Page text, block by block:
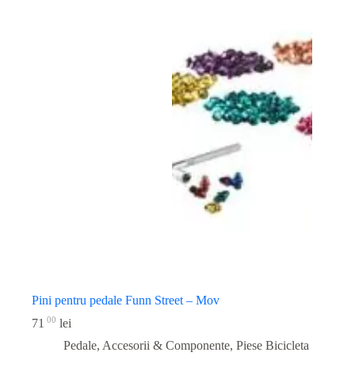
Pini pentru pedale Funn Street – Mov
71 00 lei
Pedale, Accesorii & Componente, Piese Bicicleta